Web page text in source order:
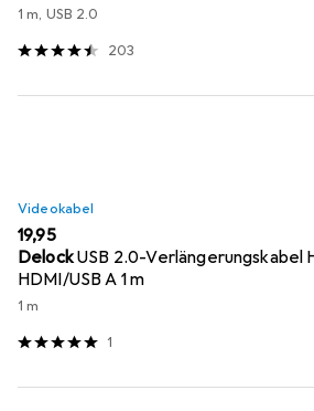
1 m, USB 2.0
203
Videokabel
EUR
19,95
DelockUSB 2.0-Verlängerungskabel
HDMI/USB A 1 m
1 m
1